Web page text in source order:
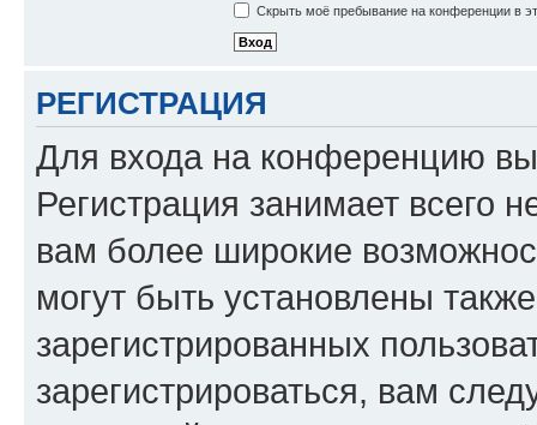
Скрыть моё пребывание на конференции в
РЕГИСТРАЦИЯ
Для входа на конференцию
Регистрация занимает всего
вам более широкие
могут быть установлены
зарегистрированных
зарегистрироваться, вам